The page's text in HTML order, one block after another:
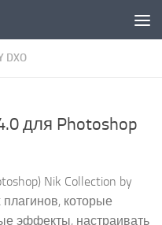
DXO
для Photoshop
Nik Collection by
которые
эффекты, настраивать